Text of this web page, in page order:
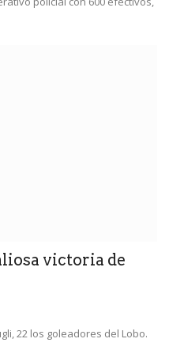
victoria de
22 los goleadores del Lobo.